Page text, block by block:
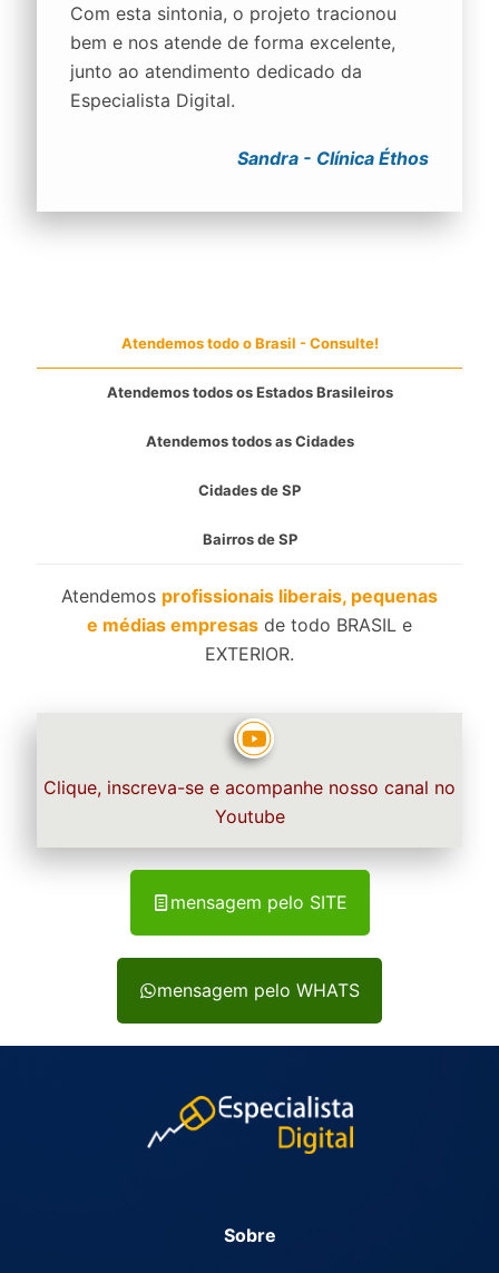
Com esta sintonia, o projeto tracionou
bem e nos atende de forma excelente,
junto ao atendimento dedicado da
Especialista Digital.
Sandra - Clínica Éthos
Atendemos todo o Brasil - Consulte!
Atendemos todos os Estados Brasileiros
Atendemos todos as Cidades
Cidades de SP
Bairros de SP
Atendemos profissionais liberais, pequenas
e médias empresas de todo BRASIL e
EXTERIOR.
Clique, inscreva-se e acompanhe nosso canal no
Youtube
mensagem pelo SITE
mensagem pelo WHATS
Sobre